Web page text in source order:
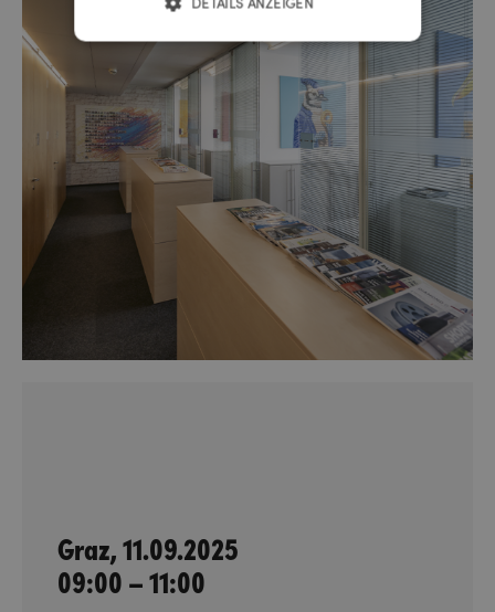
Graz, 11.09.2025
09:00 – 11:00
DETAILS ANZEIGEN